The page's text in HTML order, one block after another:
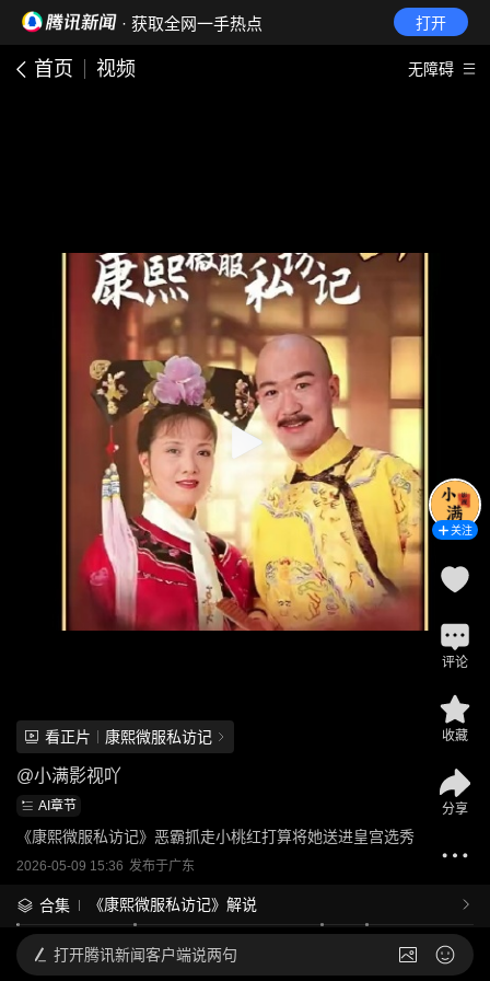
· 获取全网一手热点 打开
首页 视频 无障碍
看正片 康熙微服私访记
@小满影视吖
AI章节
《康熙微服私访记》恶霸抓走小桃红打算将她送进皇宫选秀
2026-05-09 15:36 发布于广东
合集 《康熙微服私访记》解说
关注
评论
收藏
分享
打开腾讯新闻客户端说两句